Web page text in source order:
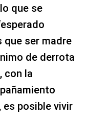
que se
que ser madre
de derrota
con la
es posible vivir